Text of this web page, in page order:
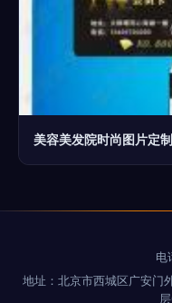
美容美发院时尚图片定
电
地址：北京市西城区广安门